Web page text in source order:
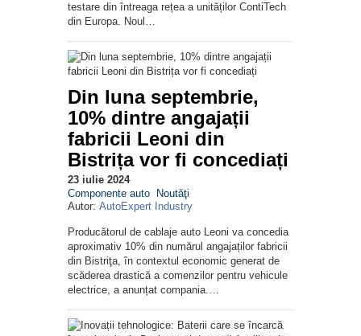
testare din întreaga rețea a unităților ContiTech
din Europa. Noul…
Din luna septembrie,
10% dintre angajații
fabricii Leoni din
Bistrița vor fi concediați
23 iulie 2024
Componente auto
Noutăţi
Autor: AutoExpert Industry
Producătorul de cablaje auto Leoni va concedia
aproximativ 10% din numărul angajaților fabricii
din Bistriţa, în contextul economic generat de
scăderea drastică a comenzilor pentru vehicule
electrice, a anunțat compania.…